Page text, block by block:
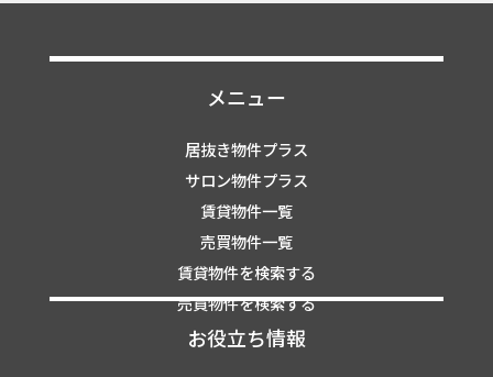
メニュー
居抜き物件プラス
サロン物件プラス
賃貸物件一覧
売買物件一覧
賃貸物件を検索する
売買物件を検索する
お役立ち情報